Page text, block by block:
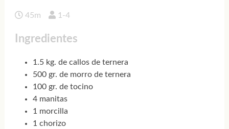
45m 1-4
Ingredientes
1.5 kg. de callos de ternera
500 gr. de morro de ternera
100 gr. de tocino
4 manitas
1 morcilla
1 chorizo